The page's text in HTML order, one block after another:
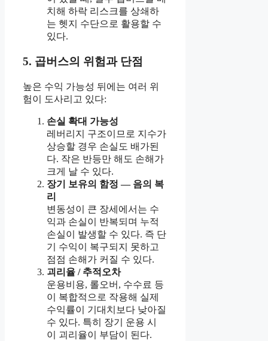
치해 하락 리스크를 상쇄하
는 헷지 수단으로 활용할 수
있다.
5. 곱버스의 위험과 단점
높은 수익 가능성 뒤에는 여러 위
험이 도사리고 있다:
손실 확대 가능성
레버리지 구조이므로 지수가
상승할 경우 손실도 배가된
다. 작은 반등만 해도 손해가
크게 날 수 있다.
장기 보유의 함정 — 음의 복
리
변동성이 큰 장세에서는 수
익과 손실이 반복되며 누적
손실이 발생할 수 있다. 즉 단
기 수익이 복구되지 못하고
점점 손해가 커질 수 있다.
괴리율 / 추적오차
운용비용, 롤오버, 수수료 등
이 복합적으로 작용해 실제
수익률이 기대치보다 낮아질
수 있다. 특히 장기 운용 시
이 괴리율이 부담이 된다.